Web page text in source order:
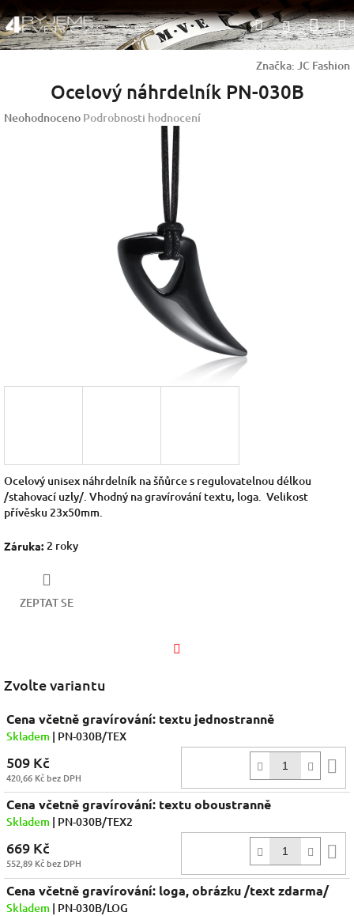
na
obsah
HledatPřihlášení
Značka: JC Fashion
Ocelový náhrdelník PN-030B
Průměrné
Neohodnoceno Podrobnosti hodnocení
Ocelový unisex náhrdelník na šňůrce s regulovatelnou délkou
/stahovací uzly/. Vhodný na gravírování textu, loga. Velikost
přívěsku 23x50mm.
Záruka: 2 roky
ZEPTAT SE
Zvolte variantu
Cena včetně gravírování: textu jednostranně
Skladem | PN-030B/TEX
509 Kč
420,66 Kč bez DPH
Cena včetně gravírování: textu oboustranně
Skladem | PN-030B/TEX2
669 Kč
552,89 Kč bez DPH
Cena včetně gravírování: loga, obrázku /text zdarma/
Skladem | PN-030B/LOG